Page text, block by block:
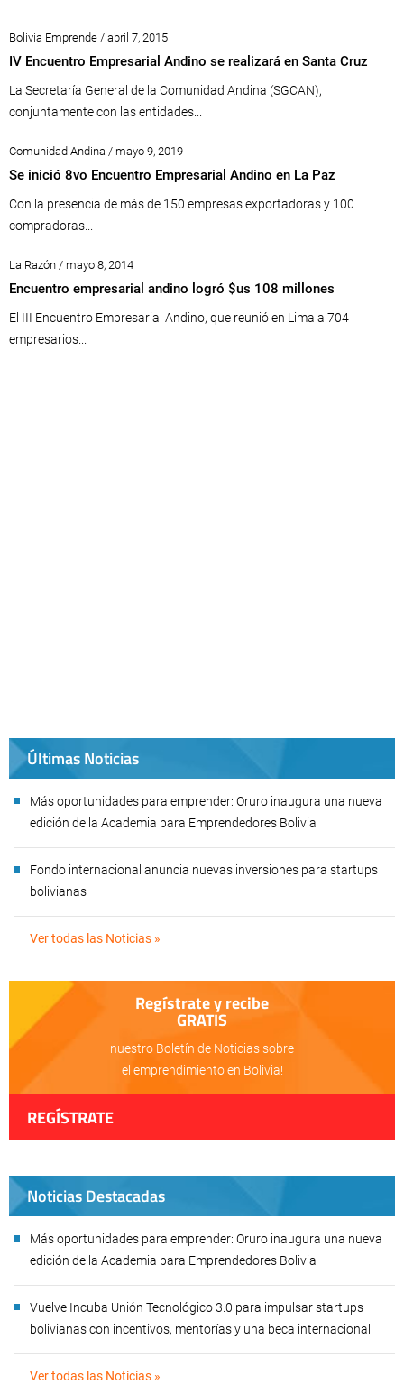
Bolivia Emprende / abril 7, 2015
IV Encuentro Empresarial Andino se realizará en Santa Cruz
La Secretaría General de la Comunidad Andina (SGCAN),
conjuntamente con las entidades...
Comunidad Andina / mayo 9, 2019
Se inició 8vo Encuentro Empresarial Andino en La Paz
Con la presencia de más de 150 empresas exportadoras y 100
compradoras...
La Razón / mayo 8, 2014
Encuentro empresarial andino logró $us 108 millones
El III Encuentro Empresarial Andino, que reunió en Lima a 704
empresarios...
Últimas Noticias
Más oportunidades para emprender: Oruro inaugura una nueva
edición de la Academia para Emprendedores Bolivia
Fondo internacional anuncia nuevas inversiones para startups
bolivianas
Ver todas las Noticias »
Regístrate y recibe
GRATIS
nuestro Boletín de Noticias sobre
el emprendimiento en Bolivia!
REGÍSTRATE
Noticias Destacadas
Más oportunidades para emprender: Oruro inaugura una nueva
edición de la Academia para Emprendedores Bolivia
Vuelve Incuba Unión Tecnológico 3.0 para impulsar startups
bolivianas con incentivos, mentorías y una beca internacional
Ver todas las Noticias »